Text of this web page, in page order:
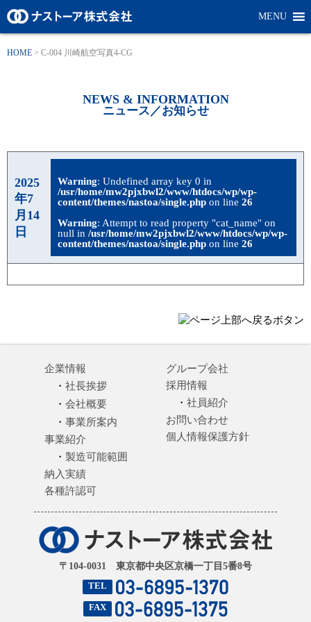
MENU
HOME > C-004 川崎航空写真4-CG
NEWS & INFORMATION
ニュース／お知らせ
2025
年7
月14
日
Warning: Undefined array key 0 in
/usr/home/mw2pjxbwl2/www/htdocs/wp/wp-
content/themes/nastoa/single.php on line26
Warning: Attempt to read property "cat_name" on
null in/usr/home/mw2pjxbwl2/www/htdocs/wp/wp-
content/themes/nastoa/single.php on line26
〒104-0031 東京都中央区京橋一丁目5番8号
TEL
FAX
企業情報
社長挨拶
会社概要
事業所案内
事業紹介
製造可能範囲
納入実績
各種許認可
グループ会社
採用情報
社員紹介
お問い合わせ
個人情報保護方針